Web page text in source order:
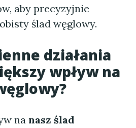
aby precyzyjnie
ślad węglowy.
działania
wpływ na
na nasz ślad